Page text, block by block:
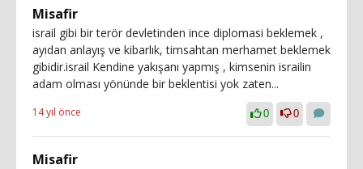
Misafir
israil gibi bir terör devletinden ince diplomasi beklemek ,
ayıdan anlayış ve kibarlık, timsahtan merhamet beklemek
gibidir.israil Kendine yakışanı yapmış , kimsenin israilin
adam olması yönünde bir beklentisi yok zaten...
14 yıl önce 0 0
Misafir